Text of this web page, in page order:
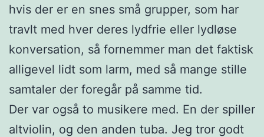
hvis der er en snes små grupper, som har
travlt med hver deres lydfrie eller lydløse
konversation, så fornemmer man det faktisk
alligevel lidt som larm, med så mange stille
samtaler der foregår på samme tid.
Der var også to musikere med. En der spiller
altviolin, og den anden tuba. Jeg tror godt